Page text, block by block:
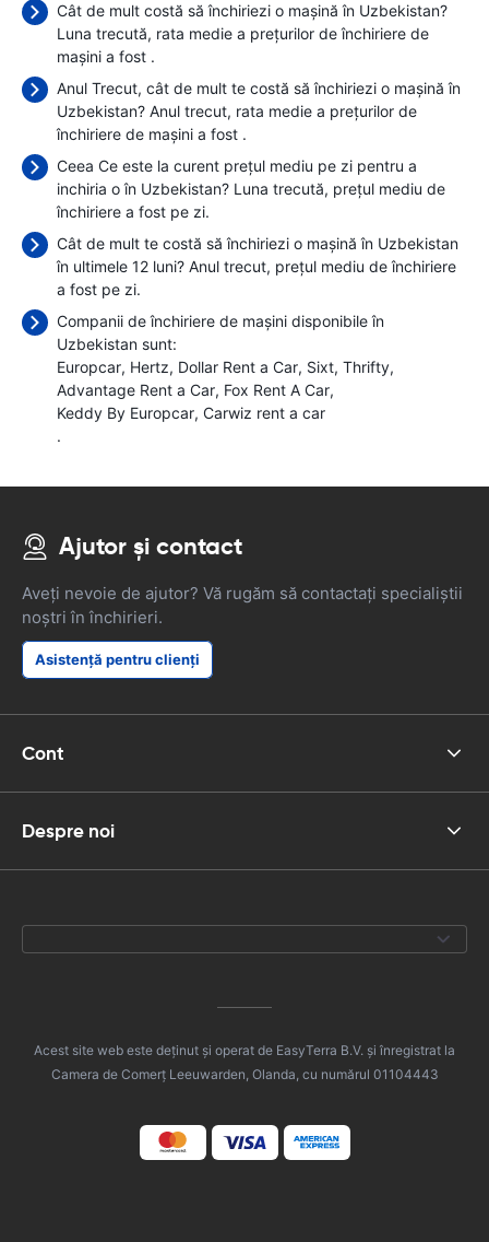
Cât de mult costă să închiriezi o mașină în Uzbekistan?
Luna trecută, rata medie a prețurilor de închiriere de
mașini a fost .
Anul Trecut, cât de mult te costă să închiriezi o mașină în
Uzbekistan? Anul trecut, rata medie a prețurilor de
închiriere de mașini a fost .
Ceea Ce este la curent prețul mediu pe zi pentru a
inchiria o în Uzbekistan? Luna trecută, prețul mediu de
închiriere a fost pe zi.
Cât de mult te costă să închiriezi o mașină în Uzbekistan
în ultimele 12 luni? Anul trecut, prețul mediu de închiriere
a fost pe zi.
Companii de închiriere de mașini disponibile în
Uzbekistan sunt:
Europcar Hertz Dollar Rent a Car Sixt Thrifty
Advantage Rent a Car Fox Rent A Car
Keddy By Europcar Carwiz rent a car
.
Ajutor și contact
Aveți nevoie de ajutor? Vă rugăm să contactați specialiștii
noștri în închirieri.
Asistență pentru clienți
Cont
Despre noi
Acest site web este deținut și operat de EasyTerra B.V. și înregistrat la
Camera de Comerț Leeuwarden, Olanda, cu numărul 01104443